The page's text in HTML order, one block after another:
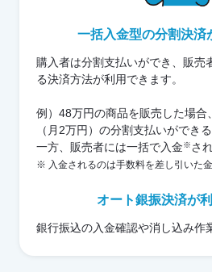
一括入金型の分割決済
購入者は分割支払いができ、販売
る決済方法が利用できます。
例）48万円の商品を販売した場合
（月2万円）の分割支払いができる
一方、販売者には一括で入金※さ
※ 入金されるのは手数料を差し引いた
オート銀振決済が
銀行振込の入金確認や消し込み作